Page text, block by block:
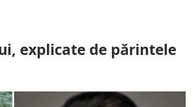
explicate de părintele